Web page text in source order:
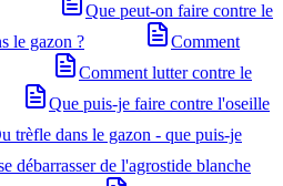
Que peut-on faire contre le
le gazon ?
Comment
Comment lutter contre le
Que puis-je faire contre l'oseille
trèfle dans le gazon - que puis-je
débarrasser de l'agrostide blanche